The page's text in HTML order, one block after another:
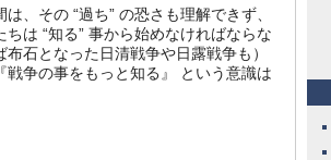
、その “過ち” の恐さも理解できず、
は “知る” 事から始めなければならな
石となった日清戦争や日露戦争も）
争の事をもっと知る』 という意識は